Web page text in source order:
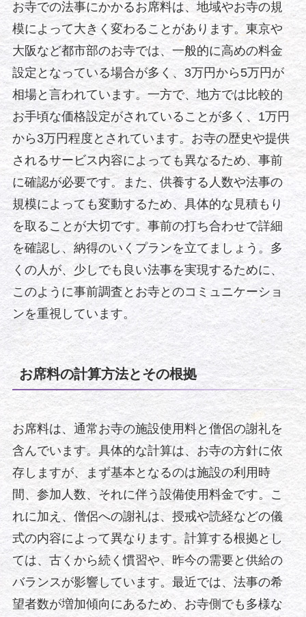
お寺での法事にかかるお席料は、地域やお寺の規
模によって大きく変わることがあります。東京や
大阪など都市部のお寺では、一般的に高めの料金
設定となっている場合が多く、3万円から5万円が
相場と言われています。一方で、地方では比較的
お手頃な価格設定がされていることが多く、1万円
から3万円程度とされています。お寺の歴史や提供
されるサービス内容によっても異なるため、事前
に確認が必要です。また、供養する人数や法事の
規模によっても変動するため、具体的な見積もり
を取ることが大切です。事前の打ち合わせで詳細
を確認し、納得のいくプランを立てましょう。多
くの人が、少しでも良い法事を実現するために、
このように事前調査とお寺とのコミュニケーショ
ンを重視しています。
お席料の計算方法とその根拠
お席料は、通常お寺の施設使用料と僧侶の謝礼を
含んでいます。具体的な計算は、お寺の方針に依
存しますが、まず基本となるのは施設の利用時
間、参加人数、それに伴う設備使用料金です。こ
れに加え、僧侶への謝礼は、授戒や読経などの儀
式の内容によって異なります。計算する根拠とし
ては、古くから続く慣習や、昨今の需要と供給の
バランスが影響しています。最近では、法事の希
望者数が増加傾向にあるため、お寺側でも多様な